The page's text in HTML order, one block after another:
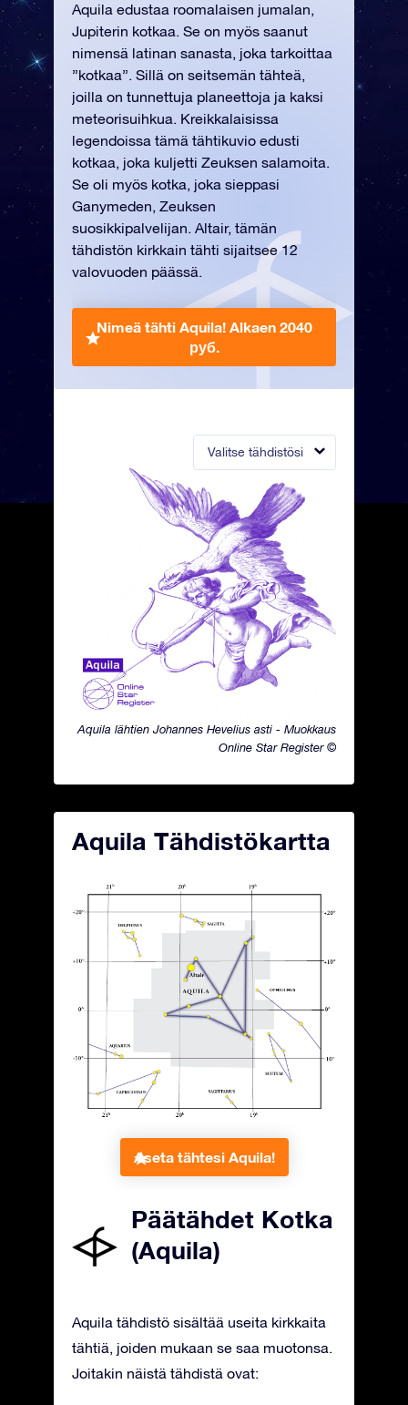
Valitse tähdistösi
Aquila lähtien Johannes Hevelius asti - Muokkaus
Online Star Register ©
Aquila edustaa roomalaisen jumalan,
Jupiterin kotkaa. Se on myös saanut
nimensä latinan sanasta, joka tarkoittaa
”kotkaa”. Sillä on seitsemän tähteä,
joilla on tunnettuja planeettoja ja kaksi
meteorisuihkua. Kreikkalaisissa
legendoissa tämä tähtikuvio edusti
kotkaa, joka kuljetti Zeuksen salamoita.
Se oli myös kotka, joka sieppasi
Ganymeden, Zeuksen
suosikkipalvelijan. Altair, tämän
tähdistön kirkkain tähti sijaitsee 12
valovuoden päässä.
Nimeä tähti Aquila! Alkaen 2040
руб.
Aquila Tähdistökartta
Aseta tähtesi Aquila!
Päätähdet Kotka
(Aquila)
Aquila tähdistö sisältää useita kirkkaita
tähtiä, joiden mukaan se saa muotonsa.
Joitakin näistä tähdistä ovat: